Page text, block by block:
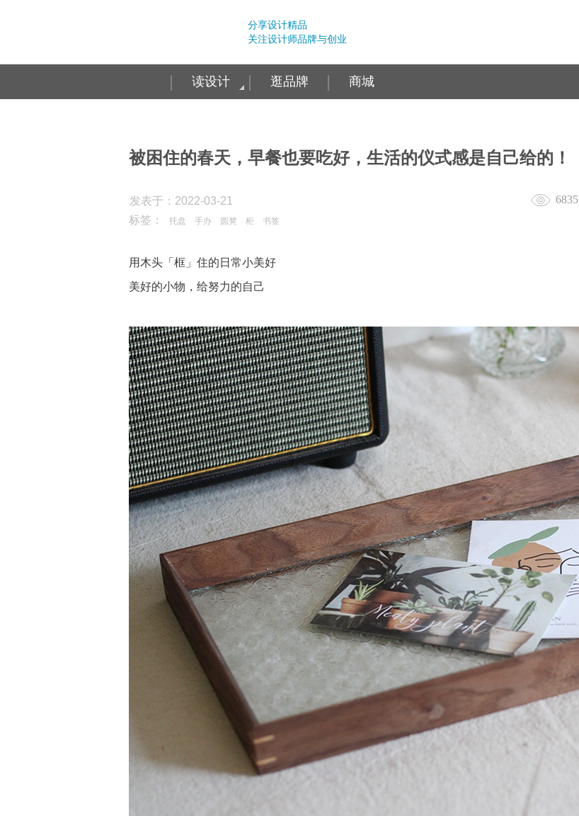
分享设计精品
关注设计师品牌与创业
读设计 逛品牌 商城
被困住的春天，早餐也要吃好，生活的仪式感是自己给的！
6835
发表于：2022-03-21
标签：
托盘 手办 圆凳 柜 书签
用木头「框」住的日常小美好
美好的小物，给努力的自己